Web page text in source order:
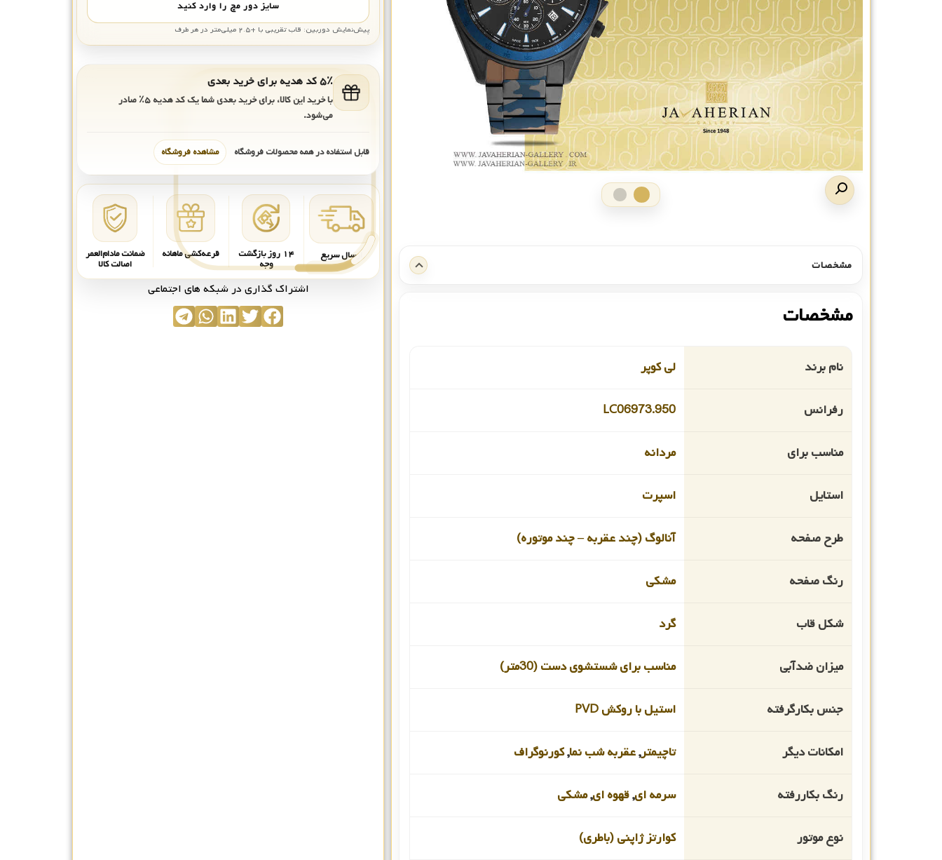
مشخصات
مشخصات
نام برند لی کوپر
رفرانس LC06973.950
مناسب برای مردانه
استایل اسپرت
طرح صفحه آنالوگ (چند عقربه – چند موتوره)
رنگ صفحه مشکی
شکل قاب گرد
میزان ضدآبی مناسب برای شستشوی دست (30متر)
جنس بکارگرفته استیل با روکش PVD
امکانات دیگر تاچیمتر,عقربه شب نما,کورنوگراف
رنگ بکاررفته سرمه ای,قهوه ای,مشکی
نوع موتور کوارتز ژاپنی (باطری)
سایز دور مچ را وارد کنید
پیش‌نمایش دوربین: قاب تقریبی با +۲.۵ میلی‌متر در هر طرف
۵٪ کد هدیه برای خرید بعدی
با خرید این کالا، برای خرید بعدی شما یک کد هدیه۵٪ صادر
می‌شود.
قابل استفاده در همه محصولات فروشگاه مشاهده فروشگاه
ارسال سریع ۱۴ روز بازگشت
وجه
قرعه‌کشی ماهانه ضمانت مادام‌العمر
اصالت کالا
اشتراک گذاری در شبکه های اجتماعی